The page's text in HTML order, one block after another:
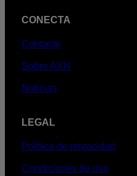
CONECTA
Contacto
Sobre AXN
Noticias
LEGAL
Política de privacidad
Condiciones de uso